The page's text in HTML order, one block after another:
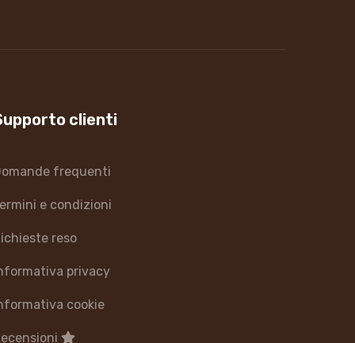
clienti
frequenti
e condizioni
reso
privacy
cookie